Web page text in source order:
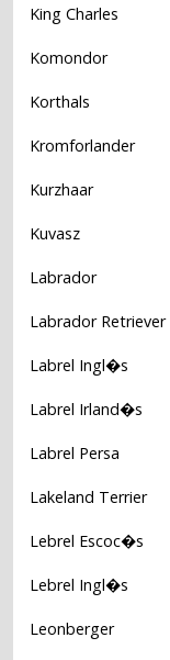
King Charles
Komondor
Korthals
Kromforlander
Kurzhaar
Kuvasz
Labrador
Labrador Retriever
Labrel Ingl�s
Labrel Irland�s
Labrel Persa
Lakeland Terrier
Lebrel Escoc�s
Lebrel Ingl�s
Leonberger